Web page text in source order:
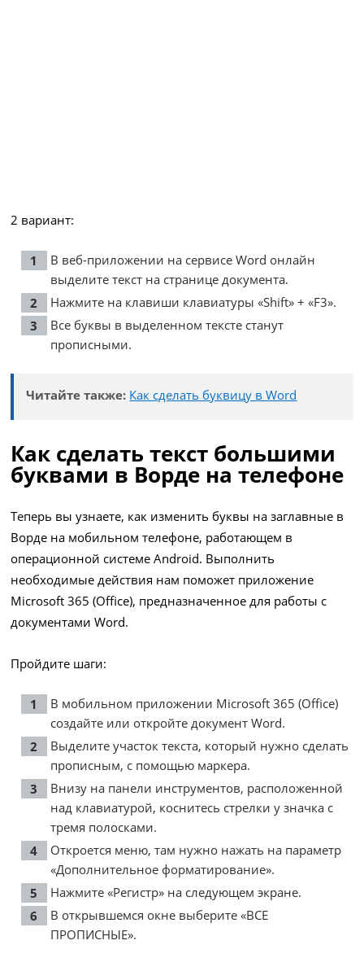
2 вариант:
В веб-приложении на сервисе Word онлайн
выделите текст на странице документа.
Нажмите на клавиши клавиатуры «Shift» + «F3».
Все буквы в выделенном тексте станут
прописными.
Читайте также: Как сделать буквицу в Word
Как сделать текст большими
буквами в Ворде на телефоне
Теперь вы узнаете, как изменить буквы на заглавные в
Ворде на мобильном телефоне, работающем в
операционной системе Android. Выполнить
необходимые действия нам поможет приложение
Microsoft 365 (Office), предназначенное для работы с
документами Word.
Пройдите шаги:
В мобильном приложении Microsoft 365 (Office)
создайте или откройте документ Word.
Выделите участок текста, который нужно сделать
прописным, с помощью маркера.
Внизу на панели инструментов, расположенной
над клавиатурой, коснитесь стрелки у значка с
тремя полосками.
Откроется меню, там нужно нажать на параметр
«Дополнительное форматирование».
Нажмите «Регистр» на следующем экране.
В открывшемся окне выберите «ВСЕ
ПРОПИСНЫЕ».